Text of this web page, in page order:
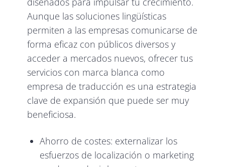
Aunque las soluciones lingüísticas
permiten a las empresas comunicarse de
forma eficaz con públicos diversos y
acceder a mercados nuevos, ofrecer tus
servicios con marca blanca como
empresa de traducción es una estrategia
clave de expansión que puede ser muy
beneficiosa.
Ahorro de costes: externalizar los
esfuerzos de localización o marketing